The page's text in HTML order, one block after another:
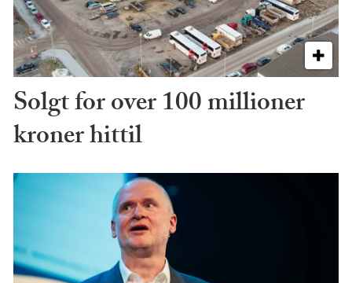
Solgt for over 100 millioner
kroner hittil